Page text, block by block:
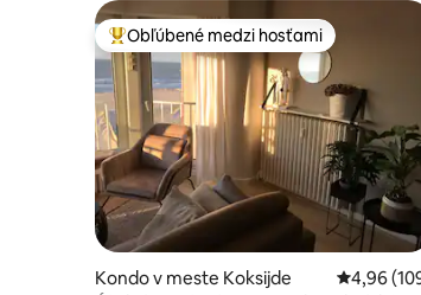
Najobľúbenejšie medzi hosťami
Obľúbené medzi hosťami
Kondo v meste Koksijde
4,96